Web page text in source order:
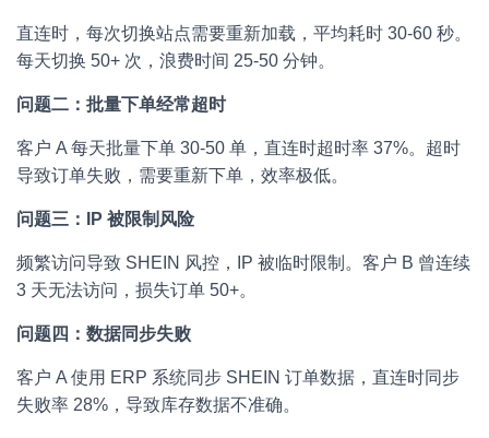
直连时，每次切换站点需要重新加载，平均耗时 30-60 秒。
每天切换 50+ 次，浪费时间 25-50 分钟。
问题二：批量下单经常超时
客户 A 每天批量下单 30-50 单，直连时超时率 37%。超时
导致订单失败，需要重新下单，效率极低。
问题三：IP 被限制风险
频繁访问导致 SHEIN 风控，IP 被临时限制。客户 B 曾连续
3 天无法访问，损失订单 50+。
问题四：数据同步失败
客户 A 使用 ERP 系统同步 SHEIN 订单数据，直连时同步
失败率 28%，导致库存数据不准确。